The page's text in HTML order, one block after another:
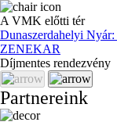
A VMK előtti tér
Dunaszerdahelyi
ZENEKAR
Díjmentes rendezvény
Partnereink